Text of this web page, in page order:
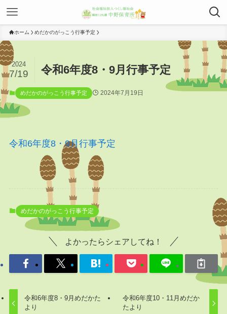
ホーム めだかのがっこう行事予定
令和6年度8・9月行事予定
2024
7/19
めだかのがっこう行事予定 2024年7月19日
令和6年度8・9月行事予定
めだかのがっこう行事予定
よかったらシェアしてね！
令和6年度8・9月めだかた
より
令和6年度10・11月めだか
たより